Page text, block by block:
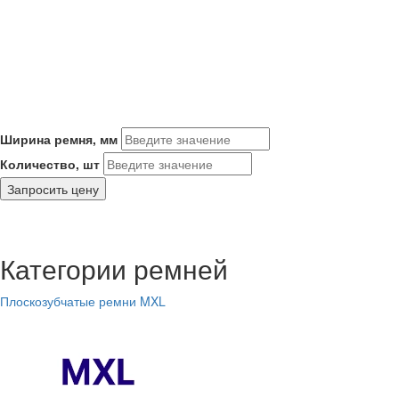
Ширина ремня, мм
Количество, шт
Запросить цену
Категории ремней
Плоскозубчатые ремни MXL